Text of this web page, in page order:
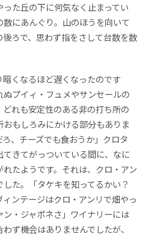
た丘の下に何気なく止まってい
にあんぐり。山のほうを向いて
ろで、思わず指をさして台数を数
くなるほど遅くなったのです
プイィ・フュメやサンセールの
れも安定性のある非の打ち所の
もしろみにかける部分もありま
、チーズでも食おうか」クロタ
きてがっついている間に、なに
たようです。それは、クロ・アン
た。「タケキを知ってるかい？
ンテージはクロ・アンリで畑やっ
・ジャポネさ」ワイナリーには
ず機会はありませんでしたが、